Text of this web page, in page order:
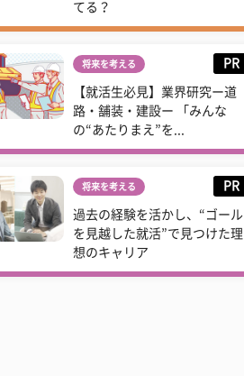
てる？
将来を考える PR
【就活生必見】業界研究ー道
路・舗装・建設ー 「みんな
の“あたりまえ”を...
将来を考える PR
過去の経験を活かし、“ゴール
を見越した就活”で見つけた理
想のキャリア